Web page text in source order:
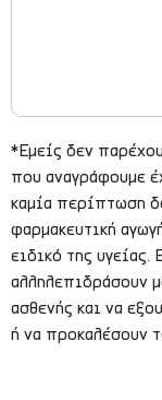
*Εμείς δεν
που αναγράφουμε
καμία περίπτωση
φαρμακευτική
ειδικό της
αλληλεπιδράσουν
ασθενής και να
ή να προκαλέσουν